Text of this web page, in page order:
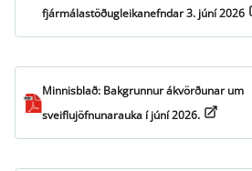
fjármálastöðugleikanefndar 3. júní 2026
Minnisblað: Bakgrunnur ákvörðunar um
sveiflujöfnunarauka í júní 2026.